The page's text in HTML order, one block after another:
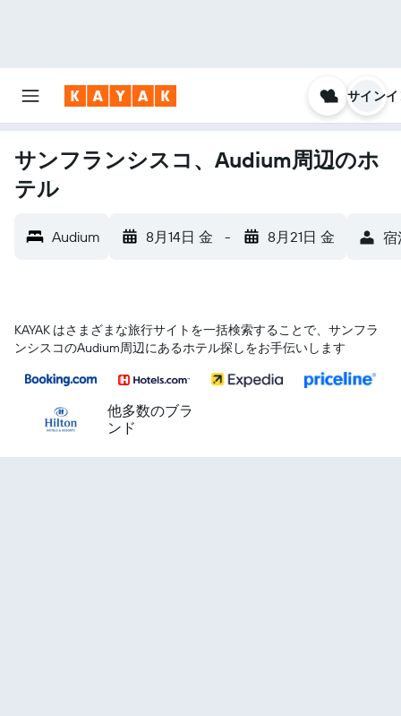
サイン
サンフランシスコ、Audium周辺のホ
テル
Audium 8月14日 金 - 8月21日 金 宿
KAYAK はさまざまな旅行サイトを一括検索することで、サンフラ
ンシスコ​のAudium​周辺にあるホテル探しをお手伝いします
他多数のブラ
ンド